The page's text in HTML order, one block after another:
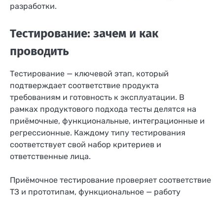
разработки.
Тестирование: зачем и как
проводить
Тестирование — ключевой этап, который
подтверждает соответствие продукта
требованиям и готовность к эксплуатации. В
рамках продуктового подхода тесты делятся на
приёмочные, функциональные, интеграционные и
регрессионные. Каждому типу тестирования
соответствует свой набор критериев и
ответственные лица.
Приёмочное тестирование проверяет соответствие
ТЗ и прототипам, функциональное — работу